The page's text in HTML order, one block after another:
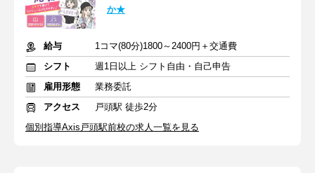
か★
給与
1コマ(80分)1800～2400円＋交通費
シフト
週1日以上 シフト自由・自己申告
雇用形態
業務委託
アクセス
戸頭駅 徒歩2分
個別指導Axis戸頭駅前校の求人一覧を見る